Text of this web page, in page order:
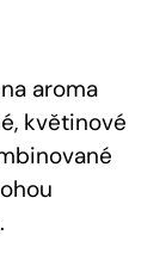
aroma
květinové